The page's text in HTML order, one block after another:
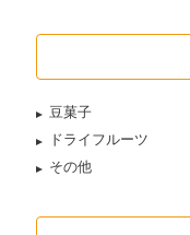
豆菓子
ドライフルーツ
その他